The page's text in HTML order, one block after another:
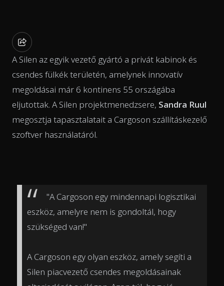
A Silen az egyik vezető gyártó a privát kabinok és
csendes fülkék területén, amelynek innovatív
megoldásai már 6 kontinens 55 országába
eljutottak. A Silen projektmenedzsere, Sandra Ruul
megosztja tapasztalatait a Cargoson szállításkezelő
szoftver használatáról.
"A Cargoson egy mindennapi logisztikai
eszköz, amelyre nem is gondoltál, hogy
szükséged van!"
A Cargoson egy olyan eszköz, amely segíti a
Silen piacvezető csendes megoldásainak